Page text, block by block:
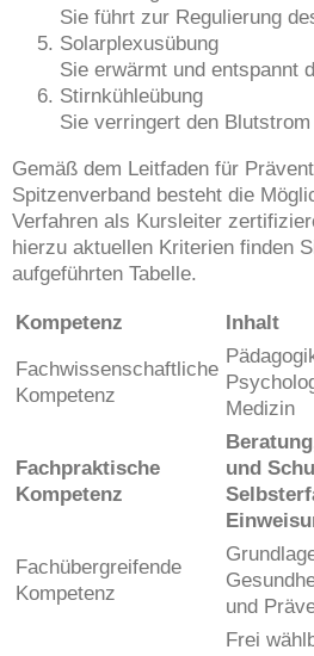
Sie führt zur Regulierung
Solarplexusübung
Sie erwärmt und entspannt
Stirnkühleübung
Sie verringert den
Gemäß dem Leitfaden für
Spitzenverband besteht die
Verfahren als Kursleiter
hierzu aktuellen Kriterien finden
aufgeführten Tabelle.
Kompetenz Inhalt
Fachwissenschaftliche
Kompetenz
Medizin
Fachpraktische
Kompetenz
und
Fachübergreifende
Kompetenz
und
Frei